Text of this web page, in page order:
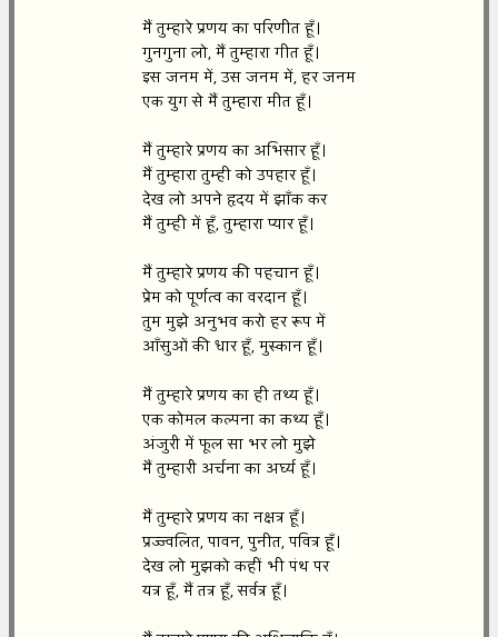
मैं तुम्हारे प्रणय का परिणीत हूँ।
गुनगुना लो, मैं तुम्हारा गीत हूँ।
इस जनम में, उस जनम में, हर जनम
एक युग से मैं तुम्हारा मीत हूँ।
मैं तुम्हारे प्रणय का अभिसार हूँ।
मैं तुम्हारा तुम्ही को उपहार हूँ।
देख लो अपने हृदय में झाँक कर
मैं तुम्ही में हूँ, तुम्हारा प्यार हूँ।
मैं तुम्हारे प्रणय की पहचान हूँ।
प्रेम को पूर्णत्व का वरदान हूँ।
तुम मुझे अनुभव करो हर रूप में
आँसुओं की धार हूँ, मुस्कान हूँ।
मैं तुम्हारे प्रणय का ही तथ्य हूँ।
एक कोमल कल्पना का कथ्य हूँ।
अंजुरी में फूल सा भर लो मुझे
मैं तुम्हारी अर्चना का अर्घ्य हूँ।
मैं तुम्हारे प्रणय का नक्षत्र हूँ।
प्रज्ज्वलित, पावन, पुनीत, पवित्र हूँ।
देख लो मुझको कहीं भी पंथ पर
यत्र हूँ, मैं तत्र हूँ, सर्वत्र हूँ।